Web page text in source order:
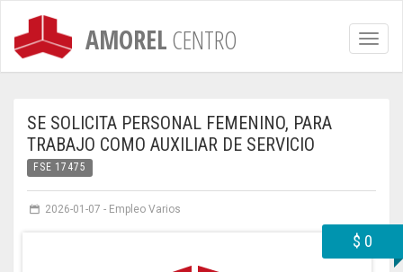
AMORELCENTRO
SE SOLICITA PERSONAL FEMENINO, PARA
TRABAJO COMO AUXILIAR DE SERVICIO
FSE 17475
2026-01-07 - Empleo Varios
$ 0